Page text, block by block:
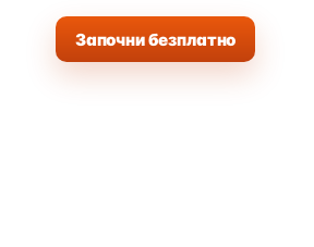
Започни безплатно